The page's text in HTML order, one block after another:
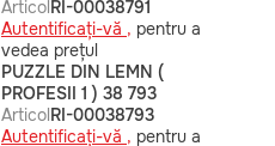
ArticolRI-00038791
Autentificați-vă , pentru a
vedea prețul
PUZZLE DIN LEMN (
PROFESII 1 ) 38 793
ArticolRI-00038793
Autentificați-vă , pentru a